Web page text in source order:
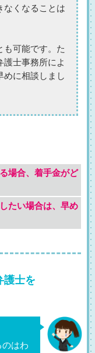
なくなることは
も可能です。た
護士事務所によ
めに相談しまし
場合、着手金がど
たい場合は、早め
護士を
はわ